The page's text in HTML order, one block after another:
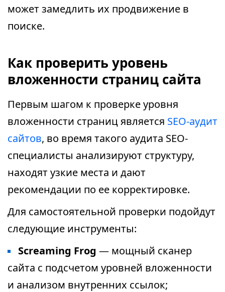
может замедлить их продвижение в
поиске.
Как проверить уровень
вложенности страниц сайта
Первым шагом к проверке уровня
вложенности страниц является SEO-аудит
сайтов, во время такого аудита SEO-
специалисты анализируют структуру,
находят узкие места и дают
рекомендации по ее корректировке.
Для самостоятельной проверки подойдут
следующие инструменты:
Screaming Frog — мощный сканер
сайта с подсчетом уровней вложенности
и анализом внутренних ссылок;